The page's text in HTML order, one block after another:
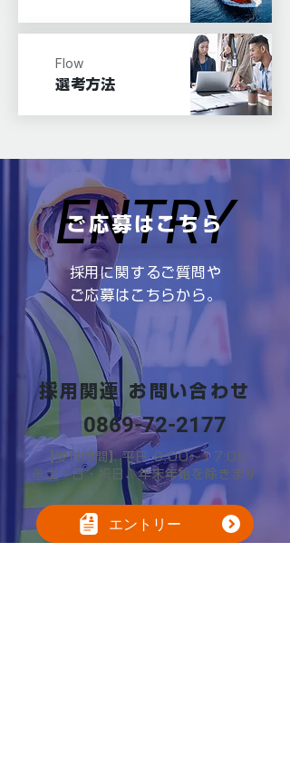
Flow
​選考方法
ENTRY
ENTRY
ご応募はこちら
採用に関するご質問や
ご応募はこちらから。
採用関連 お問い合わせ
0869-72-2177
【受付時間】平日 9:00～17:00
※土・日・祝日、年末年始を除きます
エントリー